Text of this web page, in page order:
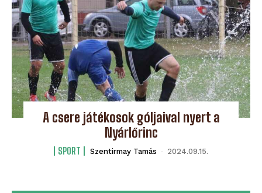
A csere játékosok góljaival nyert a
Nyárlőrinc
SPORT Szentirmay Tamás - 2024.09.15.